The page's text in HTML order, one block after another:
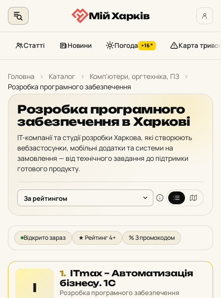
контенту
Мій Харків
Статті Новини Погода +16° Карта тривог
Головна › Каталог › Комп'ютери, оргтехніка, ПЗ
›
Розробка програмного забезпечення
Розробка програмного
забезпечення в Харкові
IT-компанії та студії розробки Харкова, які створюють
вебзастосунки, мобільні додатки та системи на
замовлення — від технічного завдання до підтримки
готового продукту.
Відкрито зараз ★ Рейтинг 4+ % З промокодом
I
1. Місце
1
у
ITmax – Автоматизація
бізнесу. 1С
Розробка програмного забезпечення